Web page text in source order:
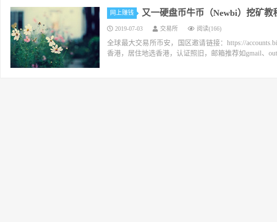
网上赚钱 又一硬盘币牛币（Newbi）挖矿教
2019-07-03 交易所 阅读(166)
全球最大交易所币安，国区邀请链接：https://
香港，居住地选香港，认证照旧，邮箱推荐如gmail、